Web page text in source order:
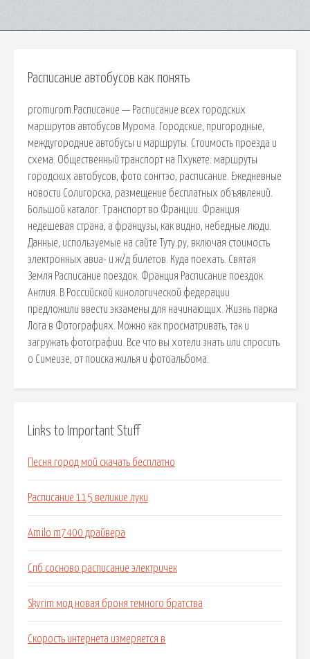
Расписание автобусов как понять
promurom.Расписание — Расписание всех городских
маршрутов автобусов Мурома. Городские, пригородные,
междугородние автобусы и маршруты. Стоимость проезда и
схема. Общественный транспорт на Пхукете: маршруты
городских автобусов, фото сонгтэо, расписание. Ежедневные
новости Солигорска, размещение бесплатных объявлений.
Большой каталог. Транспорт во Франции. Франция
недешевая страна, а французы, как видно, небедные люди.
Данные, используемые на сайте Туту.ру, включая стоимость
электронных авиа- и ж/д билетов. Куда поехать. Святая
Земля Расписание поездок. Франция Расписание поездок.
Англия. В Российской кинологической федерации
предложили ввести экзамены для начинающих. Жизнь парка
Лога в Фотографиях. Можно как просматривать, так и
загружать фотографии. Все что вы хотели знать или спросить
о Симеизе, от поиска жилья и фотоальбома.
Links to Important Stuff
Песня город мой скачать бесплатно
Расписание 115 великие луки
Amilo m7400 драйвера
Спб сосново расписание электричек
Skyrim мод новая броня темного братства
Скорость интернета измеряется в